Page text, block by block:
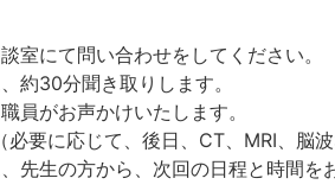
談室にて問い合わせをしてください。
約30分聞き取りします。
員がお声かけいたします。
必要に応じて、後日、CT、MRI、脳
先生の方から、次回の日程と時間を